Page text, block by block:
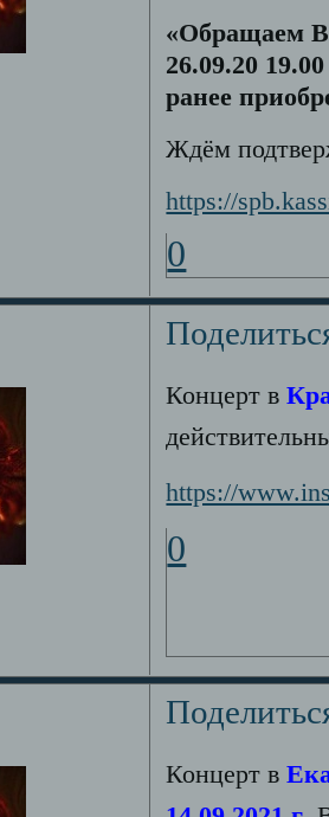
«Обращаем
26.09.20
ранее
Ждём
https://
0
Концерт в
https://
0
Концерт в